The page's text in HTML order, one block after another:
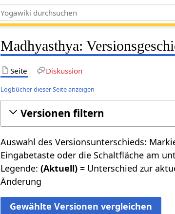
Madhyasthya:
Seite Diskussion
Logbücher dieser Seite anzeigen
Versionen filtern
Auswahl des Versionsunterschieds:
Eingabetaste oder die Schaltfläche am
Legende:(Aktuell) = Unterschied zur
Änderung